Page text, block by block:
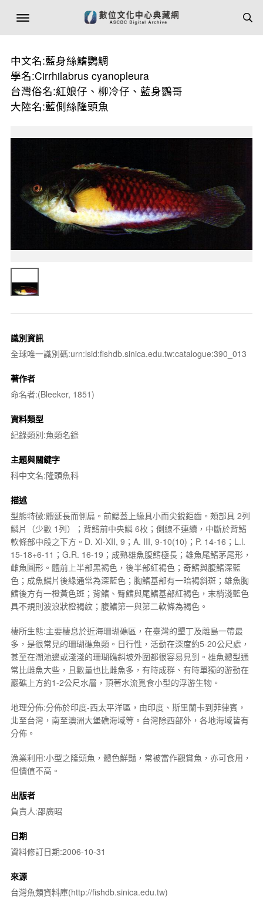
中文名:藍身絲鰭鸚鯛
學名:Cirrhilabrus cyanopleura
台灣俗名:紅娘仔、柳冷仔、藍身鸚哥
大陸名:藍側絲隆頭魚
識別資訊
全球唯一識別碼:urn:lsid:fishdb.sinica.edu.tw:catalogue:390_013
著作者
命名者:(Bleeker, 1851)
資料類型
紀錄類別:魚類名錄
主題與關鍵字
科中文名:隆頭魚科
描述
型態特徵:體延長而側扁。前鰓蓋上緣具小而尖銳鉅齒。頰部具 2列
鱗片（少數 1列）；背鰭前中央鱗 6枚；側線不連續，中斷於背鰭
軟條部中段之下方。D. XI-XII, 9；A. III, 9-10(10)；P. 14-16；L.l.
15-18+6-11；G.R. 16-19；成熟雄魚腹鰭極長；雄魚尾鰭茅尾形，
雌魚圓形。體前上半部黑褐色，後半部紅褐色；奇鰭與腹鰭深藍
色；成魚鱗片後緣通常為深藍色；胸鰭基部有一暗褐斜斑；雄魚胸
鰭後方有一橙黃色斑；背鰭、臀鰭與尾鰭基部紅褐色，末梢淺藍色
具不規則波浪狀橙褐紋；腹鰭第一與第二軟條為褐色。
棲所生態:主要棲息於近海珊瑚礁區，在臺灣的墾丁及離島一帶最
多，是很常見的珊瑚礁魚類。日行性，活動在深度約5-20公尺處，
甚至在潮池邊或淺淺的珊瑚礁斜坡外圍都很容易見到。雄魚體型通
常比雌魚大些，且數量也比雌魚多，有時成群、有時單獨的游動在
巖礁上方約1-2公尺水層，頂著水流覓食小型的浮游生物。
地理分佈:分佈於印度-西太平洋區，由印度、斯里蘭卡到菲律賓，
北至台灣，南至澳洲大堡礁海域等。台灣除西部外，各地海域皆有
分佈。
漁業利用:小型之隆頭魚，體色鮮豔，常被當作觀賞魚，亦可食用，
但價值不高。
出版者
負責人:邵廣昭
日期
資料修訂日期:2006-10-31
來源
台灣魚類資料庫(http://fishdb.sinica.edu.tw)